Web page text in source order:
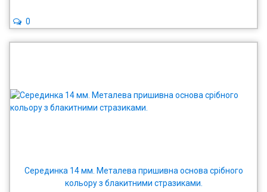
0
Серединка 14 мм. Металева пришивна основа срібного
кольору з блакитними стразиками.